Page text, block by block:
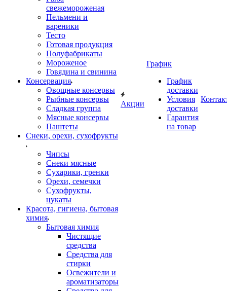
свежемороженая
Пельмени и
вареники
Тесто
Готовая продукция
Полуфабрикаты
Мороженое
Говядина и свинина
Консервация
Овощные консервы
Рыбные консервы
Сладкая группа
Мясные консервы
Паштеты
Снеки, орехи, сухофрукты
Чипсы
Снеки мясные
Сухарики, гренки
Орехи, семечки
Сухофрукты,
цукаты
Красота, гигиена, бытовая
химия
Бытовая химия
Чистящие
средства
Средства для
стирки
Освежители и
ароматизаторы
Акции
График
График
доставки
Условия
доставки
Гарантия
на товар